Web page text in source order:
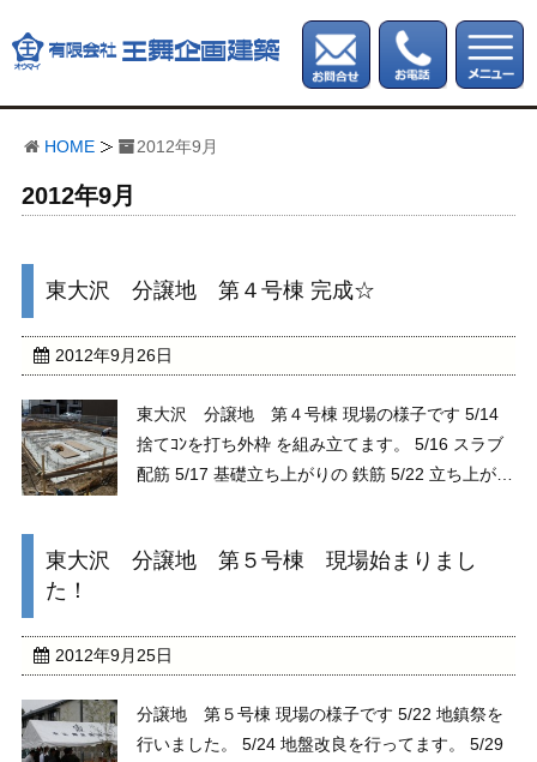
HOME 2012年9月
2012年9月
東大沢 分譲地 第４号棟 完成☆
2012年9月26日
東大沢 分譲地 第４号棟 現場の様子です 5/14
捨てｺﾝを打ち外枠 を組み立てます。 5/16 スラブ
配筋 5/17 基礎立ち上がりの 鉄筋 5/22 立ち上がり
東大沢 分譲地 第５号棟 現場始まりまし
た！
2012年9月25日
分譲地 第５号棟 現場の様子です 5/22 地鎮祭を
行いました。 5/24 地盤改良を行ってます。 5/29